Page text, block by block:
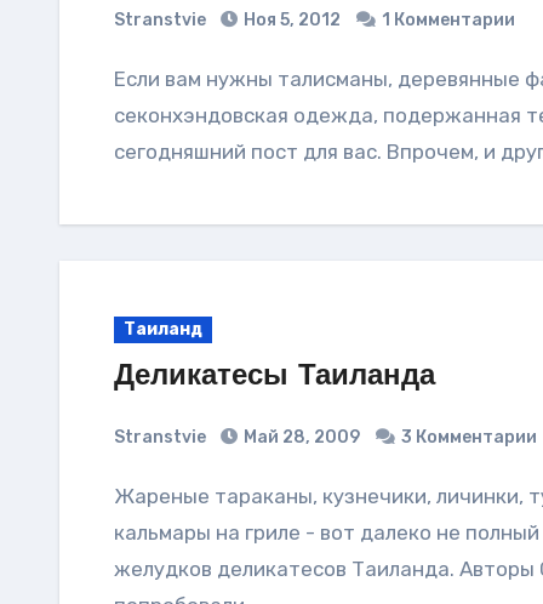
Stranstvie Ноя 5, 2012 1 Комментарии
Если вам нужны талисманы, деревянные фаллосы, пустые бутылки, домашняя утварь,
секонхэндовская одежда, подержанная
сегодняшний пост для вас. Впрочем, и
Таиланд
Деликатесы Таиланда
Stranstvie Май 28, 2009 3 Комментарии
Жареные тараканы, кузнечики, личинки, тушеные лягушачьи лапки, утиные головы,
кальмары на гриле - вот далеко не
желудков деликатесов Таиланда.